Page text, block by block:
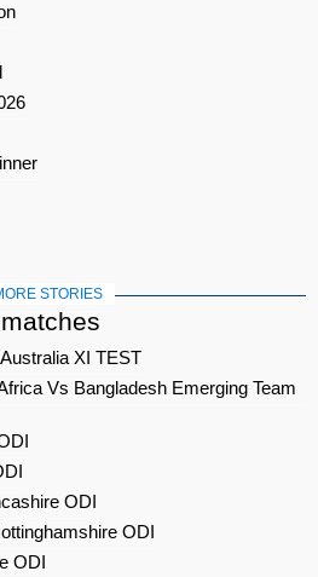
STORIES
XI TEST
Vs Bangladesh Emerging Team
ODI
ODI
ODI